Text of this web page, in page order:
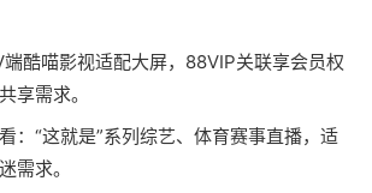
酷喵影视适配大屏，88VIP关联享会员权
享需求。
：“这就是”系列综艺、体育赛事直播，适
需求。